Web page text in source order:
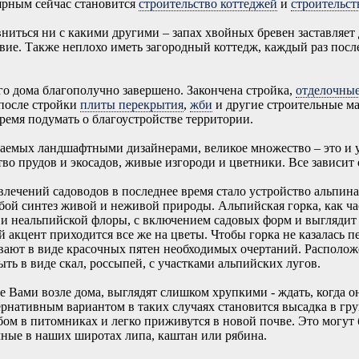
сейчас становитсястроительство коттеджей и
ни с какими другими – запах хвойных бревен
Также неплохо иметь загородный коттедж, каждый раз
дома благополучно завершено. Закончена стройка,
стройкиплиты перекрытия,жби и другие строительные
подумать о благоустройстве территории.
ландшафтными дизайнерами, великое множество – это и
прудов и экосадов, живые изгороди и цветники. Все
садоводов в последнее время стало устройство
синтез живой и неживой природы. Альпийская горка, как
неальпийской флоры, с включением садовых форм и
приходится все же на цветы. Чтобы горка не казалась
в виде красочных пятен необходимых очертаний.
в виде скал, россыпей, с участками альпийских лугов.
возле дома, выглядят слишком хрупкими - ждать, когда
вариантом в таких случаях становится высадка в
в питомниках и легко приживутся в новой почве. Это могут
в наших широтах липа, каштан или рябина.